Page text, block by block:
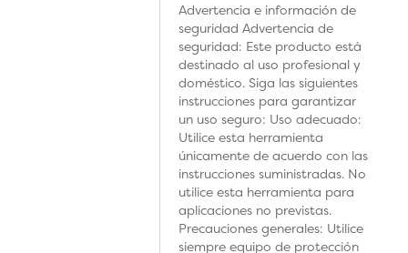
Advertencia e información de
seguridad Advertencia de
seguridad: Este producto está
destinado al uso profesional y
doméstico. Siga las siguientes
instrucciones para garantizar
un uso seguro: Uso adecuado:
Utilice esta herramienta
únicamente de acuerdo con las
instrucciones suministradas. No
utilice esta herramienta para
aplicaciones no previstas.
Precauciones generales: Utilice
siempre equipo de protección